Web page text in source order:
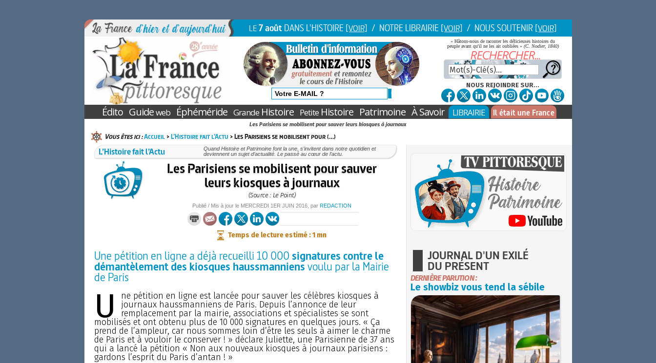
LE7 août DANS L'HISTOIRE [VOIR] / NOTRE LIBRAIRIE [VOIR] / NOUS SOUTENIR [VOIR]
« Hâtons-nous de raconter les délicieuses histoires du
peuple avant qu'il ne les ait oubliées » (C. Nodier, 1840)
NOUS REJOINDRE SUR...
Édito Guideweb Éphéméride GrandeHistoire PetiteHistoire Patrimoine À Savoir LIBRAIRIE Il était une France
Les Parisiens se mobilisent pour sauver leurs kiosques à journaux
Vous êtes ici :Accueil>L’Histoire fait l’Actu > Les Parisiens se mobilisent pour (…)
L’Histoire fait l’Actu
Quand Histoire et Patrimoine font la une, s’invitent dans notre quotidien et
deviennent un sujet d’actualité. Le passé au cœur de l’actu.
Les Parisiens se mobilisent pour sauver
leurs kiosques à journaux
(Source : Le Point)
Publié / Mis à jour le MERCREDI 1ER JUIN 2016 , par REDACTION
Temps de lecture estimé : 1 mn
Une pétition en ligne a déjà recueilli 10 000signatures contre le
démantèlement des kiosques haussmanniensvoulu par la Mairie
de Paris
U
ne pétition en ligne est lancée pour sauver les célèbres kiosques à
journaux haussmanniens de Paris. Depuis l’annonce de leur
remplacement par la mairie, associations et spécialistes se sont
mobilisés et ont obtenu plus de 10 000 signatures en quelques jours. « Ça
prend de l’ampleur, car nous sommes loin d’être les seuls à aimer le charme
de Paris et à vouloir le conserver ! » déclare Juliette, une Parisienne de 37 ans
qui a lancé la pétition « Non aux nouveaux kiosques à journaux parisiens :
gardons l’esprit du Paris d’antan ! »
JOURNAL D'UN EXILÉ
DU PRÉSENT
DERNIÈRE PARUTION :
Le showbiz vous tend la sébile